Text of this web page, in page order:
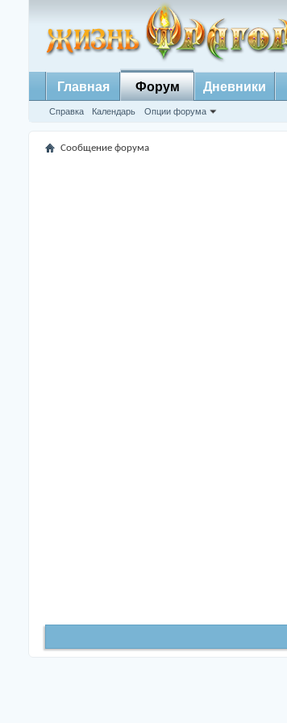
Главная Форум
Справка Календарь Опции форума
Дневники
Сообщение форума